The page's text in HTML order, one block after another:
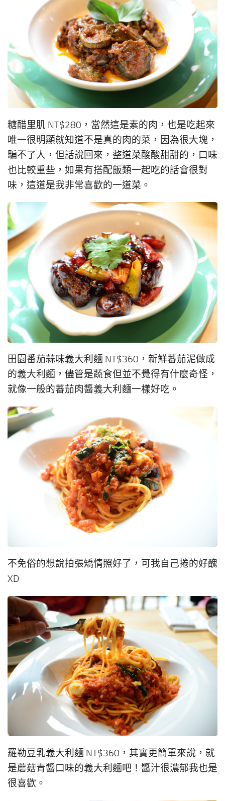
糖醋里肌 NT$280，當然這是素的肉，也是吃起來
唯一很明顯就知道不是真的肉的菜，因為很大塊，
騙不了人，但話說回來，整道菜酸酸甜甜的，口味
也比較重些，如果有搭配飯類一起吃的話會很對
味，這道是我非常喜歡的一道菜。
田園番茄蒜味義大利麵 NT$360，新鮮蕃茄泥做成
的義大利麵，儘管是蔬食但並不覺得有什麼奇怪，
就像一般的蕃茄肉醬義大利麵一樣好吃。
不免俗的想說拍張矯情照好了，可我自己捲的好醜
XD
羅勒豆乳義大利麵 NT$360，其實更簡單來說，就
是蘑菇青醬口味的義大利麵吧！醬汁很濃郁我也是
很喜歡。